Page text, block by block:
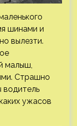
шинами и
вылезти.
малыш,
Страшно
водитель
ужасов